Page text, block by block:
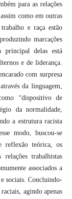
para as relações
como em outras
e raça estão
marcações
principal delas está
e de liderança.
com surpresa
da linguagem,
“dispositivo de
da normalidade,
a estrutura racista
modo, buscou-se
reflexão teórica, os
trabalhistas
associados a
sociais. Concluindo-
agindo apenas